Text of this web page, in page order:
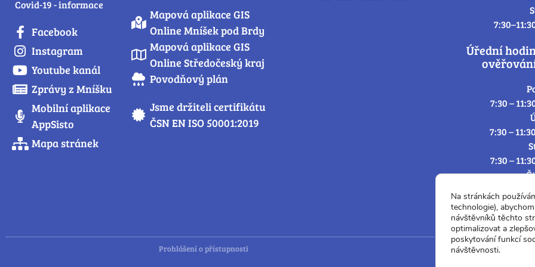
Covid-19 - informace
Facebook
Instagram
Youtube kanál
Zprávy z Mníšku
Mobilní aplikace
AppSisto
Mapa stránek
Mapová aplikace GIS
Online Mníšek pod Brdy
Mapová aplikace GIS
Online Středočeský kraj
Povodňový plán
Jsme držiteli certifikátu
ČSN EN ISO 50001:2019
Úřední
7:30 –
7:30 –
7:30 –
Prohlášení o přístupnosti
Na stránkách
technologie),
návštěvníků těchto
optimalizovat a
poskytování funkcí
návštěvnosti.